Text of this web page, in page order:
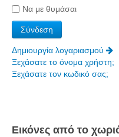
Να με θυμάσαι
Δημιουργία λογαριασμού
Ξεχάσατε το όνομα χρήστη;
Ξεχάσατε τον κωδικό σας;
Εικόνες από το